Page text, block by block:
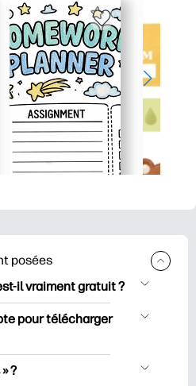
posées
il vraiment gratuit ?
plus de 2500
gratuits à
populaires, des
pour télécharger
imprimer sans
?